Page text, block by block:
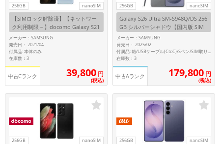
256GB nanoSIM
【SIMロック解除済】【ネットワー
ク利用制限－】docomo Galaxy S21
Ultra 5G SC-52B ファントムシルバ
ー
メーカー：SAMSUNG
発売日： 2021/04
付属品: 本体のみ
在庫数：3
中古Cランク 39,800 円
(税込)
256GB nanoSIM
Galaxy S26 Ultra SM-S948Q/DS 256
GB シルバーシャドウ【国内版 SIM
フリー】
メーカー：SAMSUNG
発売日： 2025/02
付属品: 箱/USBケーブル(CtoC)/Sペン/SIM取り出し用ピン/マニュアル
在庫数：3
中古Aランク 179,800 円
(税込)
256GB nanoSIM 256GB nanoSIM
OS
OSの絞り込み
メモリ
容量
~
モニタサイズ